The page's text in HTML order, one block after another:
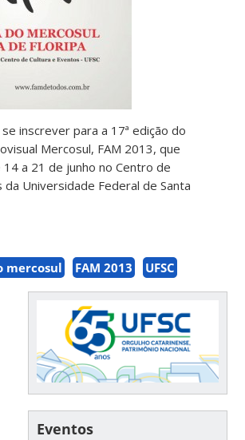
inscrever para a 17ª edição do
Mercosul, FAM 2013, que
a 21 de junho no Centro de
da Universidade Federal de Santa
mercosul FAM 2013 UFSC
Eventos